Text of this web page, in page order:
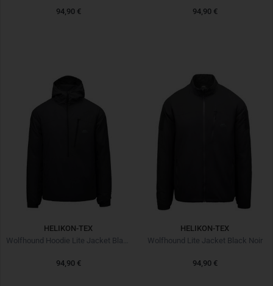
94,90 € 94,90 €
HELIKON-TEX
Wolfhound Hoodie Lite Jacket Black Noir
94,90 €
HELIKON-TEX
Wolfhound Lite Jacket Black Noir
94,90 €